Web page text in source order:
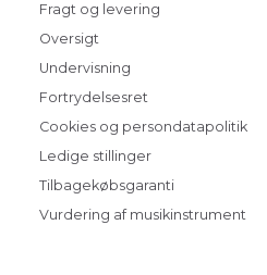
Fragt og levering
Oversigt
Undervisning
Fortrydelsesret
Cookies og persondatapolitik
Ledige stillinger
Tilbagekøbsgaranti
Vurdering af musikinstrument